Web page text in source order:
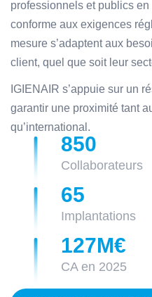
professionnels et publics
conforme aux exigences
mesure s’adaptent aux
client, quel que soit leur
IGIENAIR s’appuie sur un
garantir une proximité tant
qu’international.
850
Collaborateurs
65
Implantations
127M€
CA en 2025